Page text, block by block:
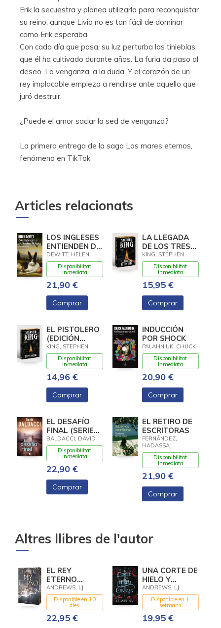
Erik la secuestra y planea utilizarla para reconquistar
su reino, aunque Livia no es tan fácil de dominar
como Erik esperaba.
Con cada día que pasa, su luz perturba las tinieblas
que él ha cultivado durante años. La furia da paso al
deseo. La venganza, a la duda. Y el corazón de un
rey implacable empieza a rendirse ante aquello que
juró destruir.
¿Puede el amor saciar la sed de venganza?
La primera entrega de la saga Los mares eternos,
fenómeno en TikTok
Articles relacionats
LOS INGLESES
ENTIENDEN DE
LANA (Y
OTROS
TRUCOS)
DEWITT, HELEN
Disponibilitat
inmediata
21,90 €
Comprar
LA LLEGADA
DE LOS TRES
(EDICIÓN
CANTOS
TINTADOS) (LA
TORRE
OSCURA 2)
KING, STEPHEN
Disponibilitat
inmediata
15,95 €
Comprar
EL PISTOLERO
(EDICIÓN
CANTOS
TINTADOS) (LA
TORRE
OSCURA 1)
KING, STEPHEN
Disponibilitat
inmediata
14,96 €
Comprar
INDUCCIÓN
POR SHOCK
PALAHNIUK, CHUCK
Disponibilitat
inmediata
20,90 €
Comprar
EL DESAFÍO
FINAL (SERIE
ATLEE PINE 4)
BALDACCI, DAVID
Disponibilitat
inmediata
22,90 €
Comprar
EL RETIRO DE
ESCRITORAS
FERNÁNDEZ,
HADASSA
Disponibilitat
inmediata
21,90 €
Comprar
Altres llibres de l'autor
EL REY
ETERNO
(EDICIÓN
ESPECIAL
LIMITADA CON
CANTOS
PINTADOS)
ANDREWS, LJ
Disponible en 10
dies
22,95 €
UNA CORTE DE
HIELO Y
CENIZAS
ANDREWS, LJ
Disponible en 1
setmana
19,95 €